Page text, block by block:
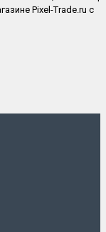
Pixel-Trade.ru с